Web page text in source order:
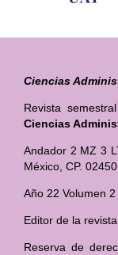
Ciencias
Revista
Ciencias
Andador 2 MZ 3
México, CP.
Año 22 Volumen
Editor de la
Reserva de